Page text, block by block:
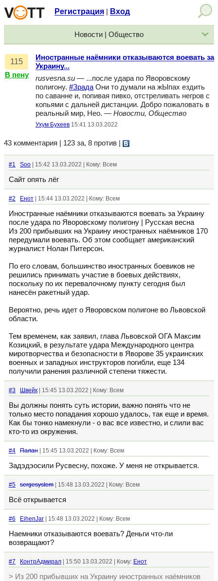
Регистрация Вход
Новости | Общество
115
В пену
Иностранные наёмники отказываются воевать за
Украину...
rusvesna.su — ...после удара по Яворовскому
полигону. #Зрада Они то думали на жЫпах ездить
по саванне и, попивая пивко, отстреливать негров с
копьями с дальней дистанции. Добро пожаловать в
реальный мир, Нео. — Новости, Общество
Ухум Бухеев 15:41 13.03.2022
43 комментария | 123 за, 8 против
#1 Soo | 15:42 13.03.2022 | Кому: Всем
Сайт опять лёг
#2 Енот | 15:44 13.03.2022 | Кому: Всем
Иностранные наёмники отказываются воевать за Украину
после удара по Яворовскому полигону | Русская весна
Из 200 прибывших на Украину иностранных наёмников 170
передумали воевать. Об этом сообщает американский
журналист Нолан Питерсон.
По его словам, большинство иностранных боевиков не
решились принимать участие в боевых действиях,
поскольку по их перевалочному пункту сегодня был
нанесён ракетный удар.
Вероятно, речь идет о Яворовском полигоне во Львовской
области.
Тем временем, как заявил, глава Львовской ОГА Максим
Козицкий, в результате удара Международного центра
миротворчества и безопасности в Яворове 35 украинских
военных и западных инструкторов погибли, еще 134
получили ранения различной степени тяжести.
#3 Швейк | 15:45 13.03.2022 | Кому: Всем
Вы должны понять суть истории, важно понять что не
только место попадания хорошо удалось, так еще и время.
Как бы тонко намекнули - о вас все известно, и слили вас
кто-то из окружения.
#4 Палан | 15:45 13.03.2022 | Кому: Всем
Задэдэосили Русвесну, похоже. У меня не открывается.
#5 sergesystem | 15:48 13.03.2022 | Кому: Всем
Всё открывается
#6 EihenJar | 15:48 13.03.2022 | Кому: Всем
Наемники отказываются воевать? Деньги что-ли
возвращают?
#7 КонтрАдмирал | 15:50 13.03.2022 | Кому: Енот
> Из 200 прибывших на Украину иностранных наёмников